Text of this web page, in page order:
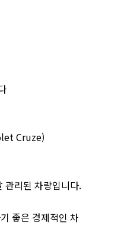
Cruze)
관리된 차량입니다.
좋은 경제적인 차